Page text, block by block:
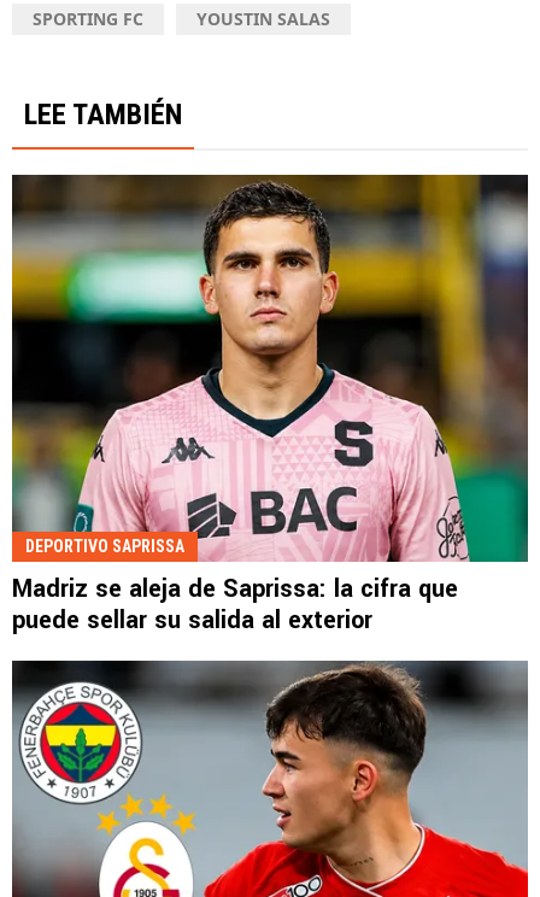
SPORTING FC
YOUSTIN SALAS
LEE TAMBIÉN
DEPORTIVO SAPRISSA
Madriz se aleja de Saprissa: la cifra que
puede sellar su salida al exterior